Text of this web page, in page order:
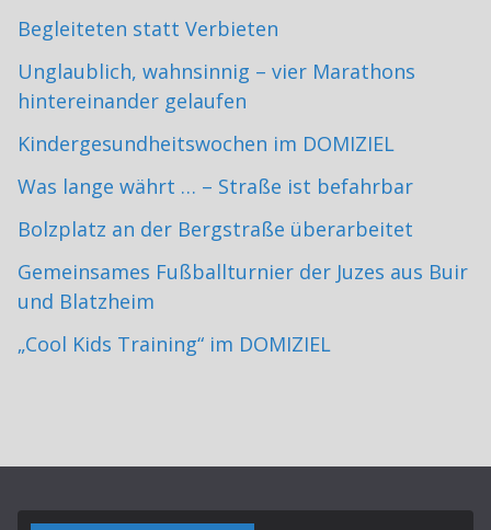
Begleiteten statt Verbieten
Unglaublich, wahnsinnig – vier Marathons
hintereinander gelaufen
Kindergesundheitswochen im DOMIZIEL
Was lange währt … – Straße ist befahrbar
Bolzplatz an der Bergstraße überarbeitet
Gemeinsames Fußballturnier der Juzes aus Buir
und Blatzheim
„Cool Kids Training“ im DOMIZIEL